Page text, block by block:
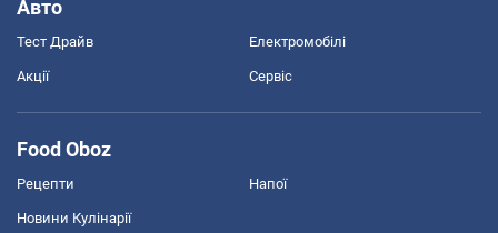
Авто
Тест Драйв Електромобілі
Акції Сервіс
Food Oboz
Рецепти Напої
Новини Кулінарії